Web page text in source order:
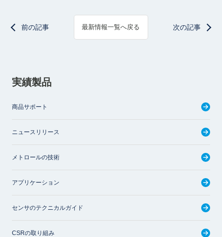
前の記事 最新情報一覧へ戻る 次の記事
実績製品
商品サポート
ニュースリリース
メトロールの技術
アプリケーション
センサのテクニカルガイド
CSRの取り組み